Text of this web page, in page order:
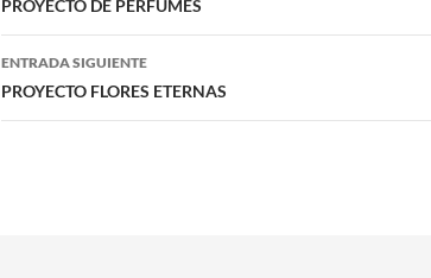
de
entradas
PROYECTO DE PERFUMES
ENTRADA SIGUIENTE
PROYECTO FLORES ETERNAS